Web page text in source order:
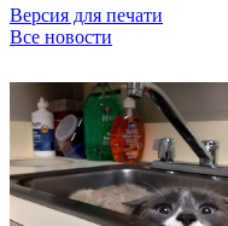
Версия для печати
Все новости